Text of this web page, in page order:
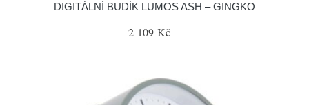
DIGITÁLNÍ BUDÍK LUMOS ASH – GINGKO
2 109 Kč